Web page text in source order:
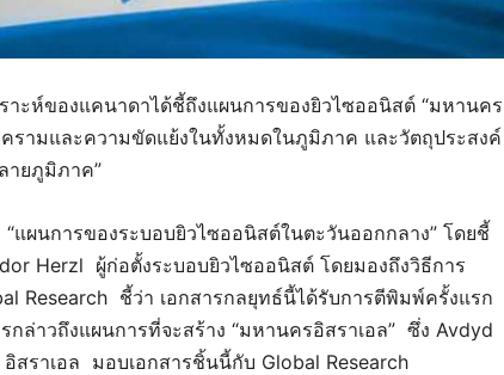
าะห์ของแคนาดาได้ชี้ถึงแผนการของยิวไซออนิสต์ “มหานคร
ครามและความขัดแย้งในทั้งหมดในภูมิภาค และวัตถุประสงค์
ายภูมิภาค”
แผนการของระบอบยิวไซออนิสต์ในตะวันออกกลาง” โดยชี้
Herzl ผู้ก่อตั้งระบอบยิวไซออนิสต์ โดยมองถึงวิธีการ
Research ชี้ว่า เอกสารกลยุทธ์นี้ได้รับการตีพิมพ์ครั้งแรก
ล่าวถึงแผนการที่จะสร้าง “มหานครอิสราเอล” ซึ่ง Avdyd
ราเอล มอบเอกสารชิ้นนี้กับ Global Research